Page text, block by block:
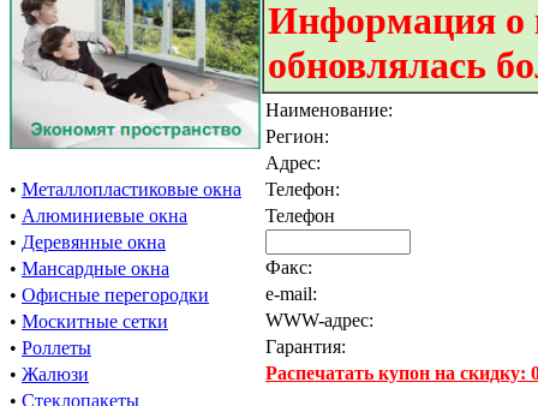
• Металлопластиковые окна
• Алюминиевые окна
• Деревянные окна
• Мансардные окна
• Офисные перегородки
• Москитные сетки
• Роллеты
• Жалюзи
• Стеклопакеты
Информация о
обновлялась
Наименование:
Регион:
Адрес:
Телефон:
Телефон
Факс:
e-mail:
WWW-адрес:
Гарантия:
Распечатать купон на скидку: